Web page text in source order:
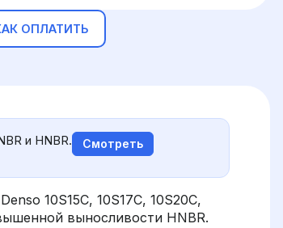
ОПЛАТИТЬ
и HNBR. Смотреть
10S15C, 10S17C, 10S20C,
выносливости HNBR.